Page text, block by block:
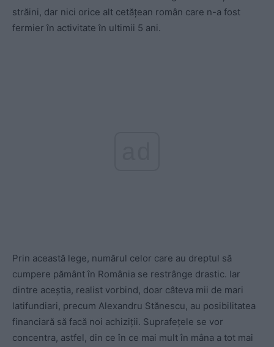
străini, dar nici orice alt cetățean român care n-a fost
fermier în activitate în ultimii 5 ani.
Prin această lege, numărul celor care au dreptul să
cumpere pământ în România se restrânge drastic. Iar
dintre aceștia, realist vorbind, doar câteva mii de mari
latifundiari, precum Alexandru Stănescu, au posibilitatea
financiară să facă noi achiziții. Suprafețele se vor
concentra, astfel, din ce în ce mai mult în mâna a tot mai